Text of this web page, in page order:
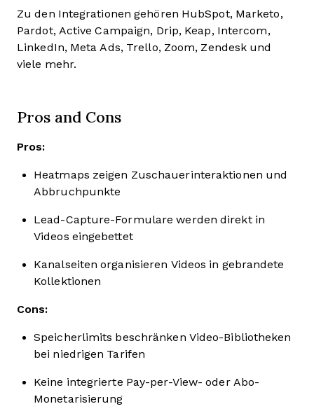
Zu den Integrationen gehören HubSpot, Marketo,
Pardot, Active Campaign, Drip, Keap, Intercom,
LinkedIn, Meta Ads, Trello, Zoom, Zendesk und
viele mehr.
Pros and Cons
Pros:
Heatmaps zeigen Zuschauerinteraktionen und
Abbruchpunkte
Lead-Capture-Formulare werden direkt in
Videos eingebettet
Kanalseiten organisieren Videos in gebrandete
Kollektionen
Cons:
Speicherlimits beschränken Video-Bibliotheken
bei niedrigen Tarifen
Keine integrierte Pay-per-View- oder Abo-
Monetarisierung